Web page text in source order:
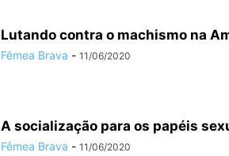
Lutando contra o machismo na
Fêmea Brava - 11/06/2020
A socialização para os papéis
Fêmea Brava - 11/06/2020